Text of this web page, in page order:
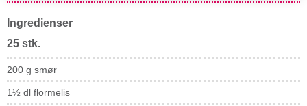
Ingredienser
25 stk.
200 g smør
1½ dl flormelis